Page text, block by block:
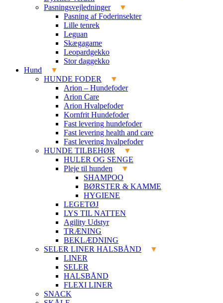
Pasningsvejledninger
Pasning af Foderinsekter
Lille tenrek
Leguan
Skægagame
Leopardgekko
Stor daggekko
Hund
HUNDE FODER
Arion – Hundefoder
Arion Care
Arion Hvalpefoder
Kornfrit Hundefoder
Fast levering hundefoder
Fast levering health and care
Fast levering hvalpefoder
HUNDE TILBEHØR
HULER OG SENGE
Pleje til hunden
SHAMPOO
BØRSTER & KAMME
HYGIENE
LEGETØJ
LYS TIL NATTEN
Agility Udstyr
TRÆNING
BEKLÆDNING
SELER LINER HALSBÅND
LINER
SELER
HALSBÅND
FLEXI LINER
SNACK